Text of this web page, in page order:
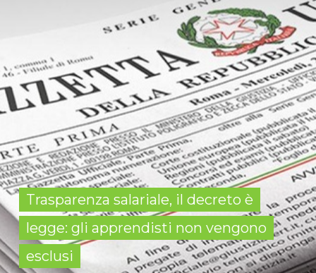
Trasparenza salariale, il decreto è
legge: gli apprendisti non vengono
esclusi